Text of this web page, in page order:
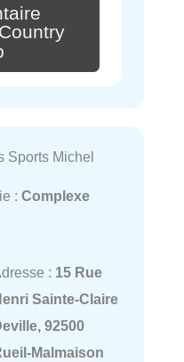
Sports Michel
: Complexe
: 15 Rue
Sainte-Claire
92500
Malmaison